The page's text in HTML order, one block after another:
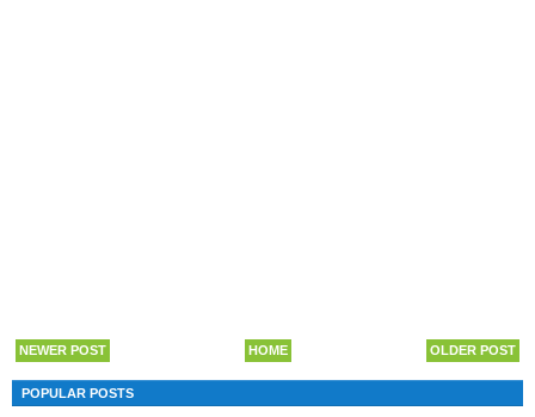
NEWER POST OLDER POST
HOME
POPULAR POSTS